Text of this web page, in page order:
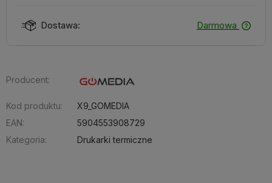
Dostawa: Darmowa
Producent:
Kod produktu:
X9_GOMEDIA
EAN:
5904553908729
Kategoria:
Drukarki termiczne